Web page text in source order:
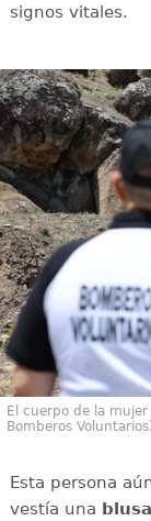
signos vitales.
El cuerpo de la
Bomberos
Esta persona
vestía una